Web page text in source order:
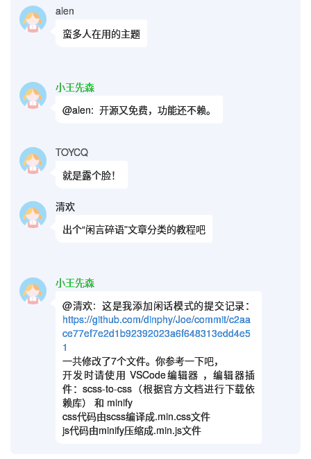
alen
蛮多人在用的主题
小王先森
@alen: 开源又免费，功能还不赖。
TOYCQ
就是露个脸！
清欢
出个“闲言碎语”文章分类的教程吧
小王先森
@清欢: 这是我添加闲话模式的提交记录：
https://github.com/dinphy/Joe/commit/c2aa
ce77ef7e2d1b92392023a6f648313edd4e5
1
一共修改了7个文件。你参考一下吧，
开发时请使用 VSCode编辑器 ，编辑器插
件：scss-to-css（根据官方文档进行下载依
赖库） 和 minify
css代码由scss编译成.min.css文件
js代码由minify压缩成.min.js文件